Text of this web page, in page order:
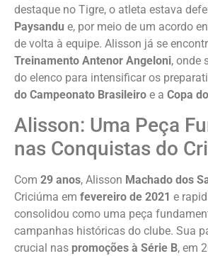
destaque no Tigre, o atleta estava
Paysandu e, por meio de um acordo
de volta à equipe. Alisson já se
Treinamento Antenor Angeloni, onde
do elenco para intensificar os
do Campeonato Brasileiro e a Copa
Alisson: Uma Peça
nas Conquistas do
Com 29 anos, Alisson Machado dos
Criciúma em fevereiro de 2021 e
consolidou como uma peça
campanhas históricas do clube. Sua
crucial nas promoções à Série B, em